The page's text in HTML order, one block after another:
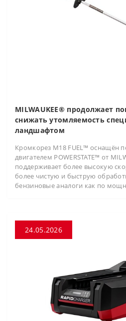
MILWAUKEE® продолжает
снижать утомляемость
ландшафтом
Кромкорез M18 FUEL™ оснащён
двигателем POWERSTATE™ от
поддерживает более высокую
более чистую и быструю
бензиновые аналоги как по
24.05.2026